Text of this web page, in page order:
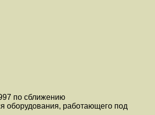
по сближению
оборудования, работающего под